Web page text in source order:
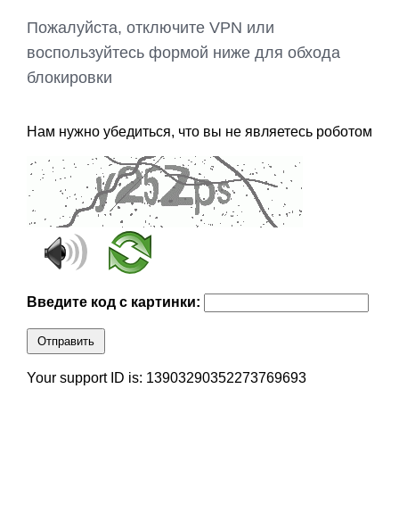
Пожалуйста, отключите VPN или
воспользуйтесь формой ниже для обхода
блокировки
Нам нужно убедиться, что вы не являетесь роботом
Введите код с картинки:
Отправить
Your support ID is: 13903290352273769693